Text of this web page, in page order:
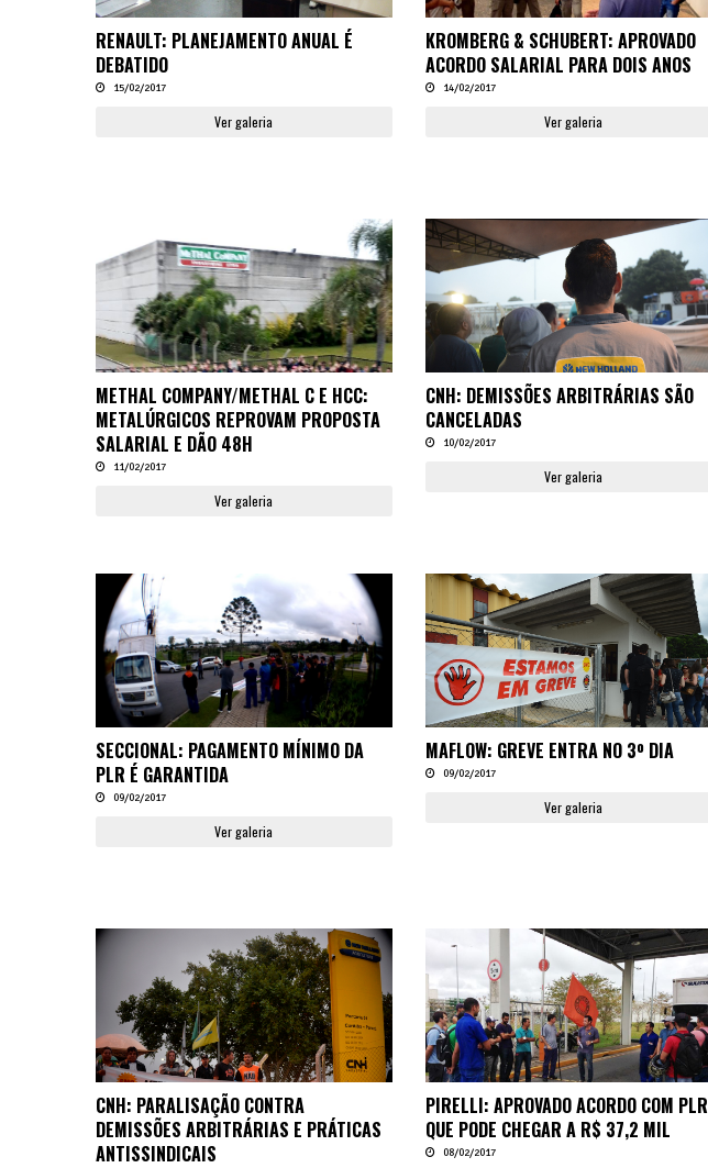
RENAULT: PLANEJAMENTO ANUAL É
DEBATIDO
15/02/2017
Ver galeria
KROMBERG & SCHUBERT: APROVADO
ACORDO SALARIAL PARA DOIS ANOS
14/02/2017
Ver galeria
METHAL COMPANY/METHAL C E HCC:
METALÚRGICOS REPROVAM PROPOSTA
SALARIAL E DÃO 48H
11/02/2017
Ver galeria
CNH: DEMISSÕES ARBITRÁRIAS SÃO
CANCELADAS
10/02/2017
Ver galeria
SECCIONAL: PAGAMENTO MÍNIMO DA
PLR É GARANTIDA
09/02/2017
Ver galeria
MAFLOW: GREVE ENTRA NO 3º DIA
09/02/2017
Ver galeria
CNH: PARALISAÇÃO CONTRA
DEMISSÕES ARBITRÁRIAS E PRÁTICAS
ANTISSINDICAIS
PIRELLI: APROVADO ACORDO COM PLR
QUE PODE CHEGAR A R$ 37,2 MIL
08/02/2017